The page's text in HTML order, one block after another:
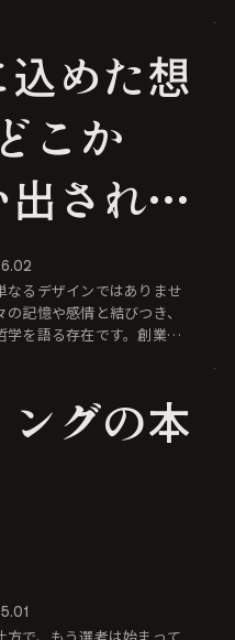
に参加されましたか？ そう
めた想
こか
される
なるデザインではありませ
の記憶や感情と結びつき、
学を語る存在です。創業者
。
グの本